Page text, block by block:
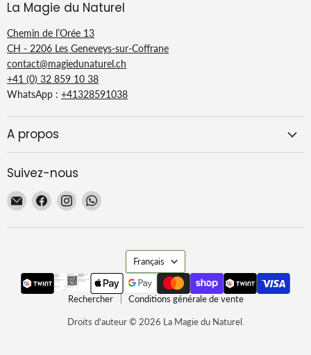
La Magie du Naturel
Chemin de l’Orée 13
CH - 2206 Les Geneveys-sur-Coffrane
contact@magiedunaturel.ch
+41 (0) 32 859 10 38
WhatsApp : +41328591038
A propos
Suivez-nous
Email
Magie
Trouvez-
nous
sur
Trouvez-
nous
sur
Trouvez-
sur
Langue
Français
Rechercher Conditions générale de vente
Droits d'auteur © 2026 La Magie du Naturel.